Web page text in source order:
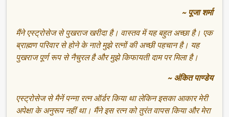
~ पूजा शर्मा
मैंने एस्ट्रोसेज से पुखराज खरीदा है। वास्तव में यह बहुत अच्छा है। एक
ब्राह्मण परिवार से होने के नाते मुझे रत्नों की अच्छी पहचान है। यह
पुखराज पूर्ण रूप से नैचुरल है और मुझे किफायती दाम पर मिला है।
~ अंकित पाण्डेय
एस्ट्रोसेज से मैनें पन्ना रत्न ऑर्डर किया था लेकिन इसका आकार मेरी
अपेक्षा के अनुरूप नहीं था। मैंने इस रत्न को तुरंत वापस किया और मेरा